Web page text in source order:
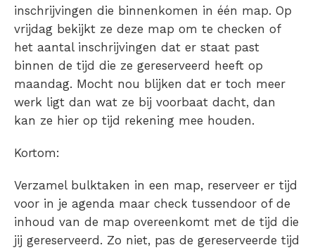
inschrijvingen die binnenkomen in één map. Op
vrijdag bekijkt ze deze map om te checken of
het aantal inschrijvingen dat er staat past
binnen de tijd die ze gereserveerd heeft op
maandag. Mocht nou blijken dat er toch meer
werk ligt dan wat ze bij voorbaat dacht, dan
kan ze hier op tijd rekening mee houden.
Kortom:
Verzamel bulktaken in een map, reserveer er tijd
voor in je agenda maar check tussendoor of de
inhoud van de map overeenkomt met de tijd die
jij gereserveerd. Zo niet, pas de gereserveerde tijd